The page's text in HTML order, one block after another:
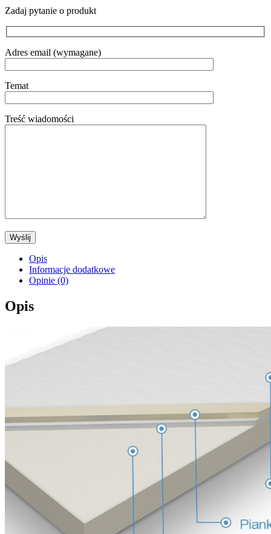
Zadaj pytanie o produkt
Adres email (wymagane)
Temat
Treść wiadomości
Opis
Informacje dodatkowe
Opinie (0)
Opis